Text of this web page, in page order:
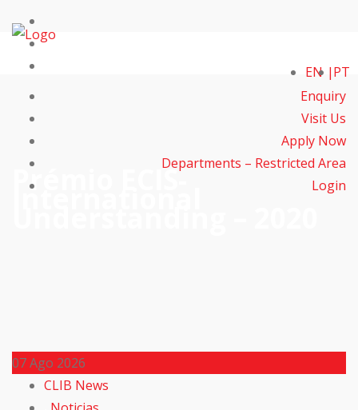
Enquiry
Visit Us
Apply Now
Departments – Restricted Area
Login
EN PT
Prémio ECIS-
International
07Ago 2026
CLIB News